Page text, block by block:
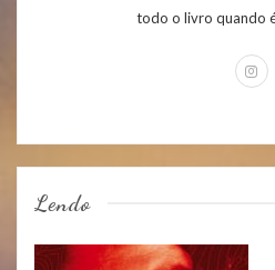
todo o livro quando
Lendo